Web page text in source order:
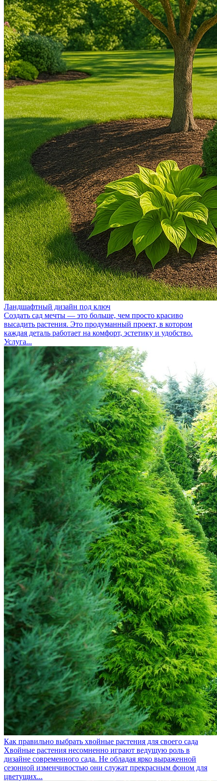
Ландшафтный дизайн под ключ
Создать сад мечты — это больше, чем просто красиво
высадить растения. Это продуманный проект, в котором
каждая деталь работает на комфорт, эстетику и удобство.
Услуга...
Как правильно выбрать хвойные растения для своего сада
Хвойные растения несомненно играют ведущую роль в
дизайне современного сада. Не обладая ярко выраженной
сезонной изменчивостью они служат прекрасным фоном для
цветущих...